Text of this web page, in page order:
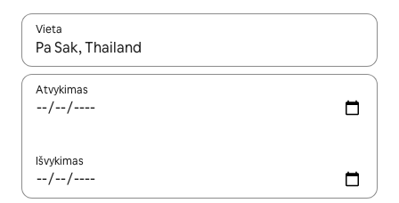
Vieta
Kai pasirodys paieškos rezultatai, juos naršyti galite
Atvykimas
Išvykimas